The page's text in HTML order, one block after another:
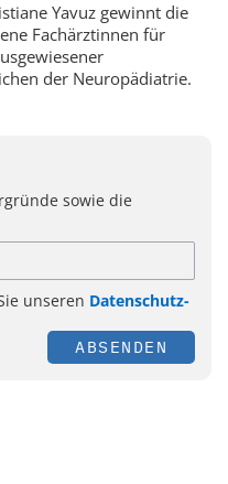
Yavuz gewinnt die
Fachärztinnen für
der Neuropädiatrie.
sowie die
unseren Datenschutz-
ABSENDEN